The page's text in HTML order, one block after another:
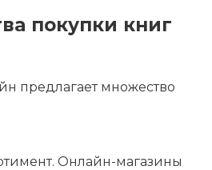
покупки книг
предлагает множество
Онлайн-магазины